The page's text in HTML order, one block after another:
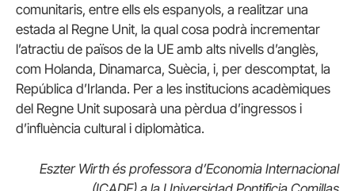
comunitaris, entre ells els espanyols, a realitzar una
estada al Regne Unit, la qual cosa podrà incrementar
l’atractiu de països de la UE amb alts nivells d’anglès,
com Holanda, Dinamarca, Suècia, i, per descomptat, la
República d’Irlanda. Per a les institucions acadèmiques
del Regne Unit suposarà una pèrdua d’ingressos i
d’influència cultural i diplomàtica.
Eszter Wirth és professora d’Economia Internacional